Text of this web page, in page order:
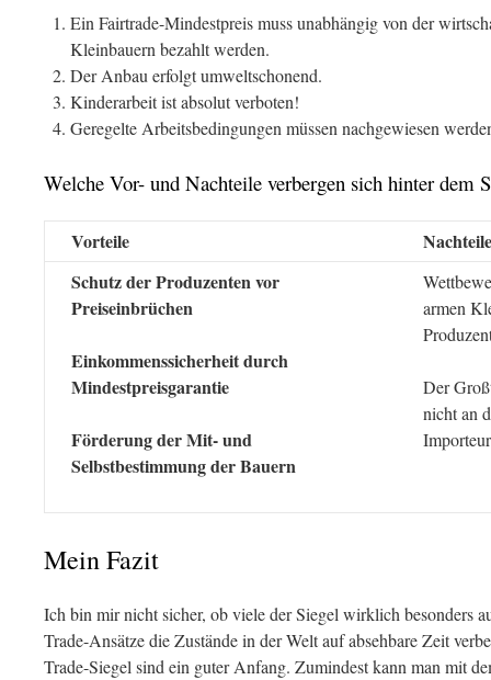
Ein Fairtrade-Mindestpreis muss unabhängig von der
Kleinbauern bezahlt werden.
Der Anbau erfolgt umweltschonend.
Kinderarbeit ist absolut verboten!
Geregelte Arbeitsbedingungen müssen nachgewiesen
Welche Vor- und Nachteile verbergen sich hinter dem
Vorteile
Nachteile
Schutz der Produzenten vor
Preiseinbrüchen
Einkommenssicherheit durch
Mindestpreisgarantie
Förderung der Mit- und
Selbstbestimmung der Bauern
armen
Der
nicht an
Mein Fazit
Ich bin mir nicht sicher, ob viele der Siegel wirklich besonders
Trade-Ansätze die Zustände in der Welt auf absehbare Zeit
Trade-Siegel sind ein guter Anfang. Zumindest kann man mit